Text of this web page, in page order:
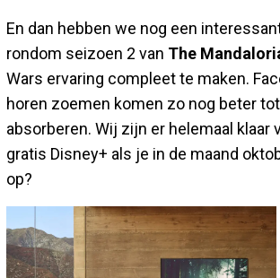
En dan hebben we nog een
rondom seizoen 2 van The
Wars ervaring compleet te maken.
horen zoemen komen zo nog beter
absorberen. Wij zijn er helemaal
gratis Disney+ als je in de maand
op?